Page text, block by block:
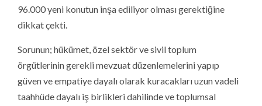
96.000 yeni konutun inşa ediliyor olması gerektiğine
dikkat çekti.
Sorunun; hükümet, özel sektör ve sivil toplum
örgütlerinin gerekli mevzuat düzenlemelerini yapıp
güven ve empatiye dayalı olarak kuracakları uzun vadeli
taahhüde dayalı iş birlikleri dahilinde ve toplumsal